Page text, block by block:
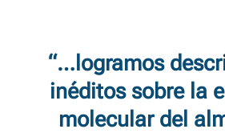
“…logramos
inéditos sobre la
molecular del